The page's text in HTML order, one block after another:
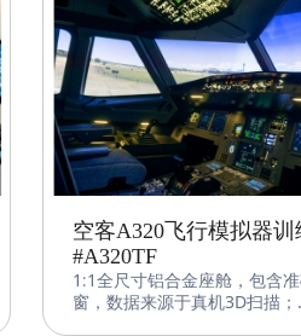
空客A320飞行模拟器训
#A320TF
1∶1全尺寸铝合金座舱，包含
窗，数据来源于真机3D扫描；